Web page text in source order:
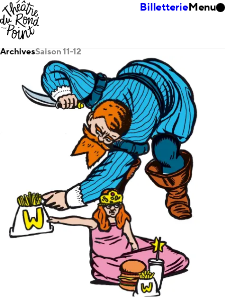
BilletterieMenu
ArchivesSaison 11-12